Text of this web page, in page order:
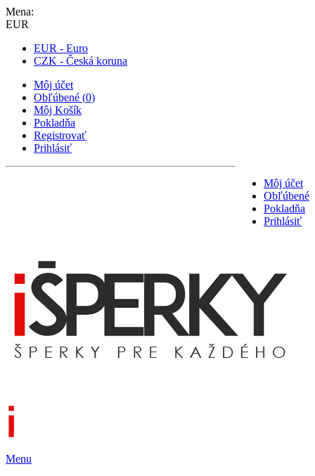
Mena:
EUR
EUR - Euro
CZK - Česká koruna
Môj účet
Obľúbené (0)
Môj Košík
Pokladňa
Registrovať
Prihlásiť
Môj účet
Obľúbené
Pokladňa
Prihlásiť
Menu